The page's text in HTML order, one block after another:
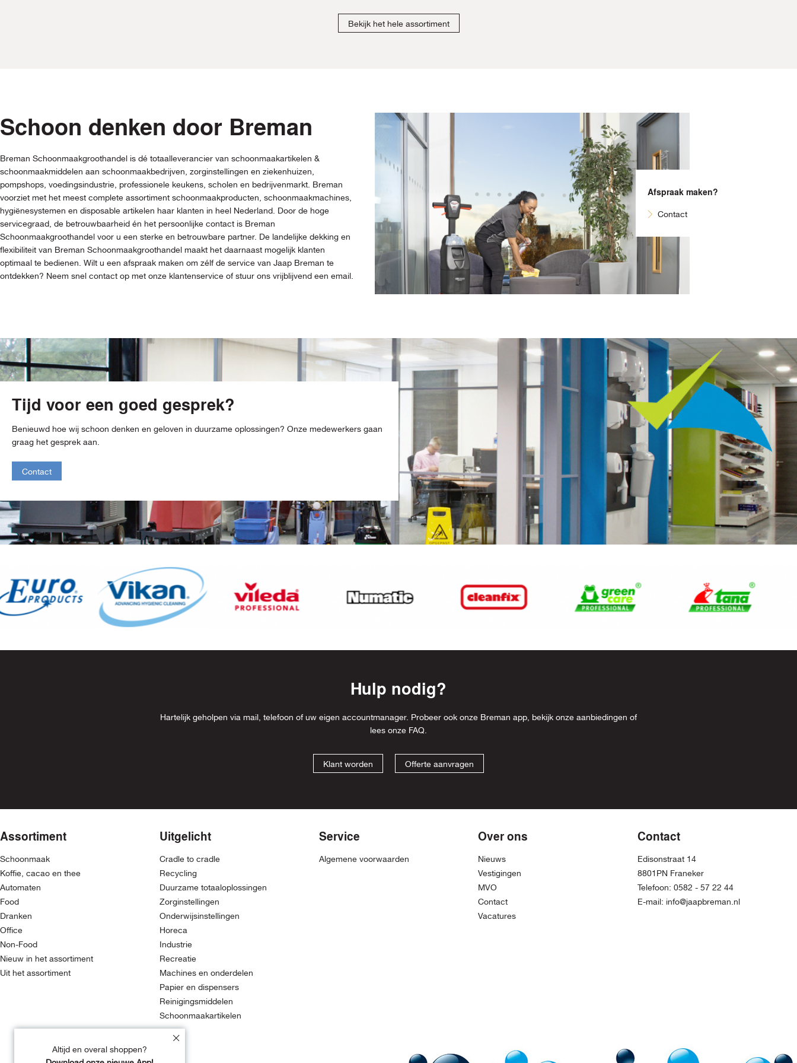
Bekijk het hele assortiment
Schoon denken door Breman
Breman Schoonmaakgroothandel is dé totaalleverancier van schoonmaakartikelen &
schoonmaakmiddelen aan schoonmaakbedrijven, zorginstellingen en ziekenhuizen,
pompshops, voedingsindustrie, professionele keukens, scholen en bedrijvenmarkt. Breman
voorziet met het meest complete assortiment schoonmaakproducten, schoonmaakmachines,
hygiënesystemen en disposable artikelen haar klanten in heel Nederland. Door de hoge
servicegraad, de betrouwbaarheid én het persoonlijke contact is Breman
Schoonmaakgroothandel voor u een sterke en betrouwbare partner. De landelijke dekking en
flexibiliteit van Breman Schoonmaakgroothandel maakt het daarnaast mogelijk klanten
optimaal te bedienen. Wilt u een afspraak maken om zélf de service van Jaap Breman te
ontdekken? Neem snel contact op met onze klantenservice of stuur ons vrijblijvend een email.
Afspraak maken?
Contact
Tijd voor een goed gesprek?
Benieuwd hoe wij schoon denken en geloven in duurzame oplossingen? Onze medewerkers gaan
graag het gesprek aan.
Contact
Item
Hulp nodig?
Hartelijk geholpen via mail, telefoon of uw eigen accountmanager. Probeer ook onze Breman app, bekijk onze aanbiedingen of
lees onze FAQ.
Klant worden Offerte aanvragen
Assortiment
Schoonmaak
Koffie, cacao en thee
Automaten
Food
Dranken
Office
Non-Food
Nieuw in het assortiment
Uit het assortiment
Uitgelicht
Cradle to cradle
Recycling
Duurzame totaaloplossingen
Zorginstellingen
Onderwijsinstellingen
Horeca
Industrie
Recreatie
Machines en onderdelen
Papier en dispensers
Reinigingsmiddelen
Schoonmaakartikelen
Service
Algemene voorwaarden
Over ons
Nieuws
Vestigingen
MVO
Contact
Vacatures
Contact
Edisonstraat 14
8801PN Franeker
Telefoon:0582 - 57 22 44
E-mail: info@jaapbreman.nl
Altijd en overal shoppen?